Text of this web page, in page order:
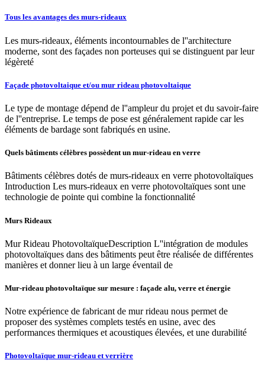
Tous les avantages des murs-rideaux
Les murs-rideaux, éléments incontournables de l''architecture
moderne, sont des façades non porteuses qui se distinguent par leur
légèreté
Façade photovoltaique et/ou mur rideau photovoltaique
Le type de montage dépend de l''ampleur du projet et du savoir-faire
de l''entreprise. Le temps de pose est généralement rapide car les
éléments de bardage sont fabriqués en usine.
Quels bâtiments célèbres possèdent un mur-rideau en verre
Bâtiments célèbres dotés de murs-rideaux en verre photovoltaïques
Introduction Les murs-rideaux en verre photovoltaïques sont une
technologie de pointe qui combine la fonctionnalité
Murs Rideaux
Mur Rideau PhotovoltaïqueDescription L''intégration de modules
photovoltaïques dans des bâtiments peut être réalisée de différentes
manières et donner lieu à un large éventail de
Mur-rideau photovoltaïque sur mesure : façade alu, verre et énergie
Notre expérience de fabricant de mur rideau nous permet de
proposer des systèmes complets testés en usine, avec des
performances thermiques et acoustiques élevées, et une durabilité
Photovoltaïque mur-rideau et verrière